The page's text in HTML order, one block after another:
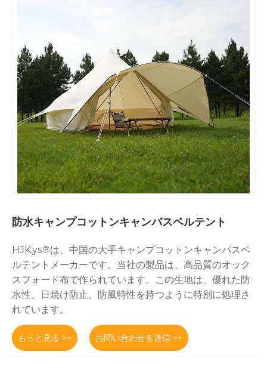
防水キャンプコットンキャンバスベルテント
HJK.ys®は、中国の大手キャンプコットンキャンバスベ
ルテントメーカーです。当社の製品は、高品質のオック
スフォード布で作られています。この生地は、優れた防
水性、日焼け防止、防風特性を持つように特別に処理さ
れています。
もっと見る >> お問い合わせを送信 >>